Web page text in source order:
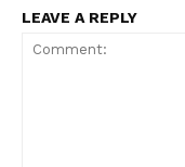
LEAVE A REPLY